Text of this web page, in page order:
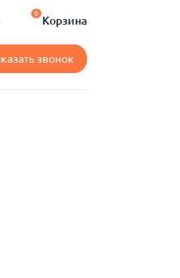
Корзина
0
звонок